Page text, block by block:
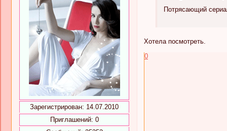
Зарегистрирован: 14.07.2010
Приглашений: 0
Потрясающий
Хотела посмотреть.
0